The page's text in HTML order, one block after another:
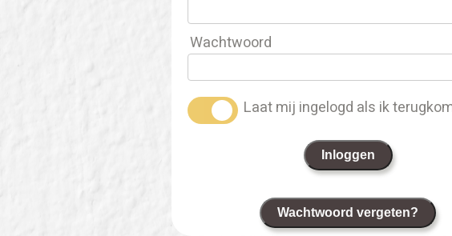
Wachtwoord
Laat mij ingelogd als ik
Inloggen
Wachtwoord vergeten?